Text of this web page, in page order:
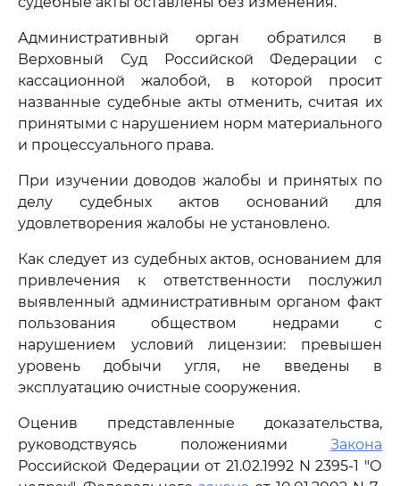
Административный орган обратился в
Верховный Суд Российской Федерации с
кассационной жалобой, в которой просит
названные судебные акты отменить, считая их
принятыми с нарушением норм материального
и процессуального права.
При изучении доводов жалобы и принятых по
делу судебных актов оснований для
удовлетворения жалобы не установлено.
Как следует из судебных актов, основанием для
привлечения к ответственности послужил
выявленный административным органом факт
пользования обществом недрами с
нарушением условий лицензии: превышен
уровень добычи угля, не введены в
эксплуатацию очистные сооружения.
Оценив представленные доказательства,
руководствуясь положениями Закона
Российской Федерации от 21.02.1992 N 2395-1 "О